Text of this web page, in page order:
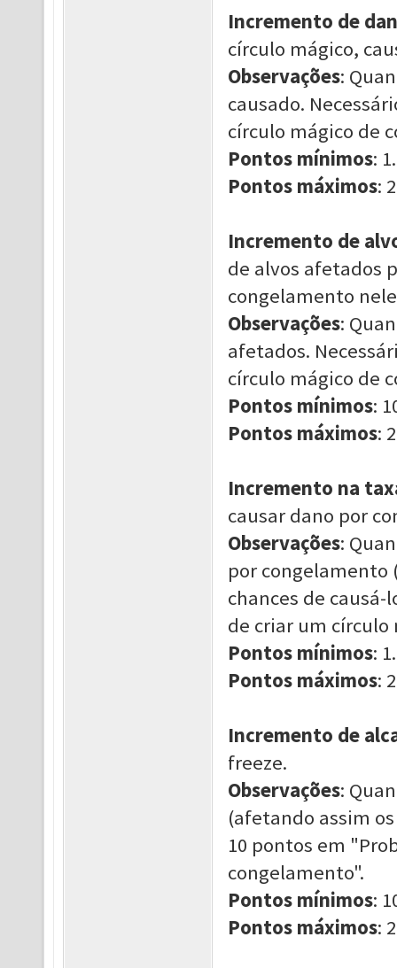
Incremento de
círculo mágico,
Observações:
causado.
círculo mágico de
Pontos mínimos: 1.
Pontos máximos:
Incremento de
de alvos afetados
congelamento
Observações:
afetados.
círculo mágico de
Pontos mínimos:
Pontos máximos:
Incremento na
causar dano por
Observações:
por congelamento
chances de
de criar um círculo
Pontos mínimos: 1.
Pontos máximos:
Incremento de
freeze.
Observações:
(afetando assim
10 pontos em
congelamento".
Pontos mínimos:
Pontos máximos: